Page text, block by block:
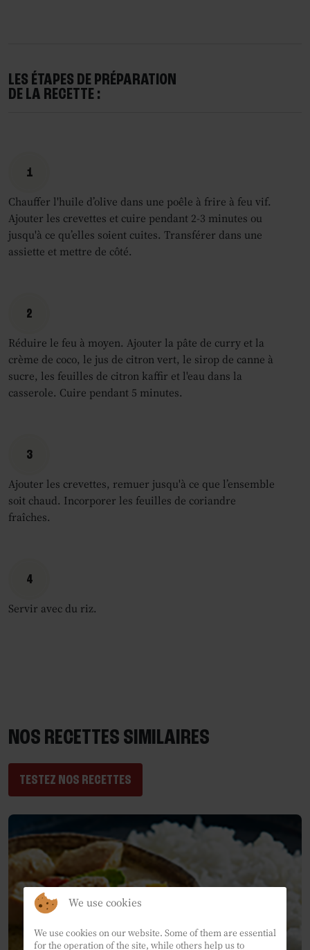
LES ÉTAPES DE PRÉPARATION
DE LA RECETTE :
1
Chauffer l'huile d’olive dans une poêle à frire à feu vif.
Ajouter les crevettes et cuire pendant 2-3 minutes ou
jusqu'à ce qu’elles soient cuites. Transférer dans une
assiette et mettre de côté.
2
Réduire le feu à moyen. Ajouter la pâte de curry et la
crème de coco, le jus de citron vert, le sirop de canne à
sucre, les feuilles de citron kaffir et l'eau dans la
casserole. Cuire pendant 5 minutes.
3
Ajouter les crevettes, remuer jusqu'à ce que l’ensemble
soit chaud. Incorporer les feuilles de coriandre
fraîches.
4
Servir avec du riz.
NOS RECETTES SIMILAIRES
TESTEZ NOS RECETTES
We use cookies
We use cookies on our website. Some of them are essential
for the operation of the site, while others help us to